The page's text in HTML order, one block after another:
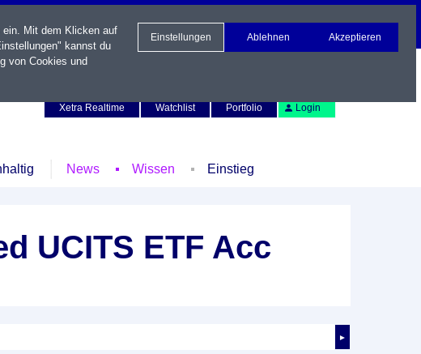
Xetra Realtime
Watchlist Portfolio Login
News Wissen Einstieg
UCITS ETF Acc
►
ein. Mit dem Klicken auf
kannst du
von Cookies und
Einstellungen Ablehnen Akzeptieren